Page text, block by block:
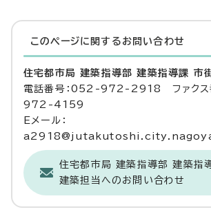
このページに関する お問い合わせ
住宅都市局 建築指導部 建築指導課 市
電話番号：052-972-2918 ファクス
972-4159
Eメール：
住宅都市局 建築指導部 建築指
建築担当へのお問い合わせ